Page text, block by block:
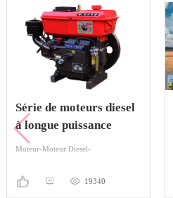
Série de moteurs diesel
à longue puissance
Moteur-Moteur Diesel-
19340